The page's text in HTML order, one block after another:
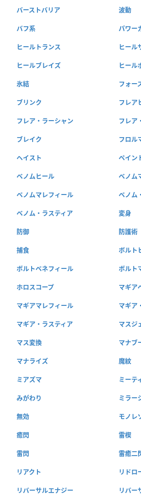
バーストバリア 波動
バフ系 パワー
ヒールトランス ヒール
ヒールブレイズ ヒール
氷結 フォー
ブリンク フレア
フレア・ラーシャン フレア
ブレイク フロル
ヘイスト ペイン
ベノムヒール ベノム
ベノムマレフィール ベノム
ベノム・ラスティア 変身
防御 防護術
捕食 ボルト
ボルトベネフィール ボルト
ホロスコープ マギア
マギアマレフィール マギア
マギア・ラスティア マスジ
マス変換 マナブ
マナライズ 魔紋
ミアズマ ミーテ
みがわり ミラー
無効 モノレ
癒閃 雷楔
雷閃 雷癒二
リアクト リドロ
リバーサルエナジー リバー